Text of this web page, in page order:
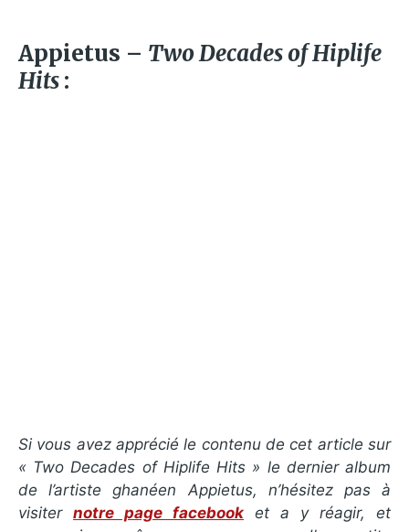
Appietus – Two Decades of Hiplife
Hits:
Si vous avez apprécié le contenu de cet article sur
« Two Decades of Hiplife Hits » le dernier album
de l’artiste ghanéen Appietus, n’hésitez pas à
visiter notre page facebook et a y réagir, et